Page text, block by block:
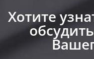
Хотите